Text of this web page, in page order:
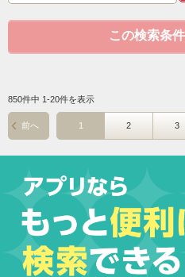
この検索条
850件中 1-20件を表示
1 2 3
前へ